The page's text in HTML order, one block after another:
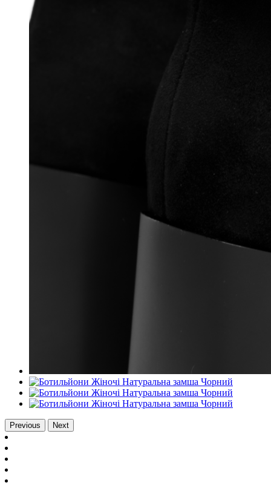
Previous Next